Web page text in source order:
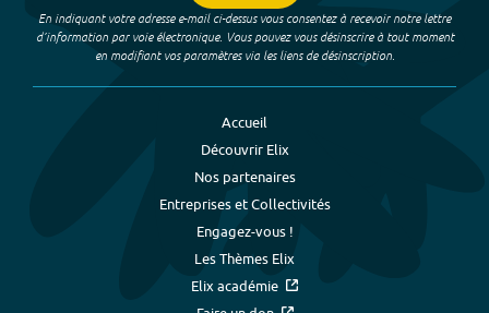
En indiquant votre adresse e-mail ci-dessus vous consentez à recevoir notre lettre
d’information par voie électronique. Vous pouvez vous désinscrire à tout moment
en modifiant vos paramètres via les liens de désinscription.
Accueil
Découvrir Elix
Nos partenaires
Entreprises et Collectivités
Engagez-vous !
Les Thèmes Elix
Elix académie